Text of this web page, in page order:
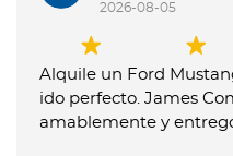
2026-08-05
Alquile un Ford
ido perfecto. James
amablemente y